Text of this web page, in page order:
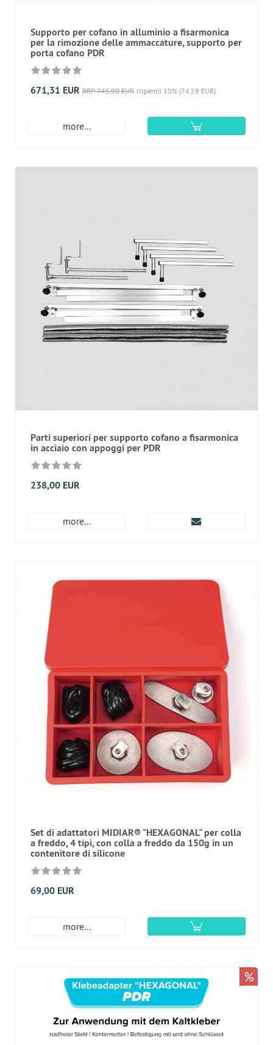
Supporto per cofano in alluminio a fisarmonica
per la rimozione delle ammaccature, supporto per
porta cofano PDR
671,31 EUR RRP 745,90 EUR risparmi 10% (74,59 EUR)
more...
Parti superiori per supporto cofano a fisarmonica
in acciaio con appoggi per PDR
238,00 EUR
more...
Set di adattatori MIDIAR® "HEXAGONAL" per colla
a freddo, 4 tipi, con colla a freddo da 150g in un
contenitore di silicone
69,00 EUR
more...
%